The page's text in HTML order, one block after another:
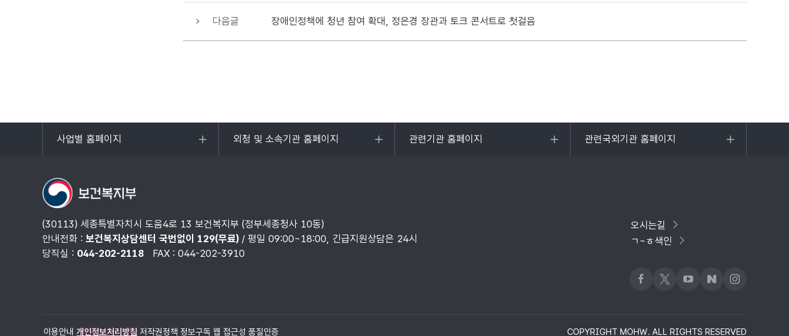
다음글 장애인정책에 청년 참여 확대, 정은경 장관과 토크 콘서트로 첫걸음
사업별 홈페이지
목록
외청 및 소속기관 홈페이지
목록
관련기관 홈페이지
목록
관련국외기관 홈페이지
목록
(30113) 세종특별자치시 도움4로 13 보건복지부 (정부세종청사 10동)
안내전화 : 보건복지상담센터 국번없이 129(무료) / 평일 09:00~18:00, 긴급지원상담은 24시
당직실 : 044-202-2118 FAX : 044-202-3910
오시는길
ㄱ~ㅎ색인
페이스북
x 유튜브네이버블로그
인스타그램
이용안내 개인정보처리방침 저작권정책 정보구독 웹 접근성 품질인증 COPYRIGHT MOHW. ALL RIGHTS RESERVED